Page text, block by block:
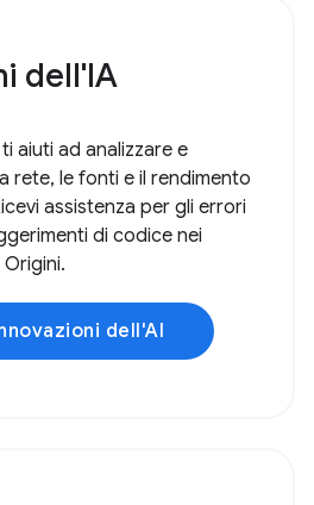
dell'IA
aiuti ad analizzare e
rete, le fonti e il rendimento
assistenza per gli errori
di codice nei
dell'AI